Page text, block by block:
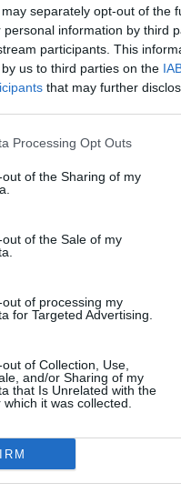
separately opt-out of the
personal information by third
participants. This
us to third parties on the
that may further
Processing Opt Outs
of the Sharing of my
of the Sale of my
of processing my
for Targeted Advertising.
of Collection, Use,
and/or Sharing of my
that Is Unrelated with the
it was collected.
Σουηδός σε παραλία της
παριστάνουν τους
από τον Δήμο
1,1 εκατ. ιδίων μετοχών -
Παράταση έως τις 30
Πέμπτης κοίτα στον